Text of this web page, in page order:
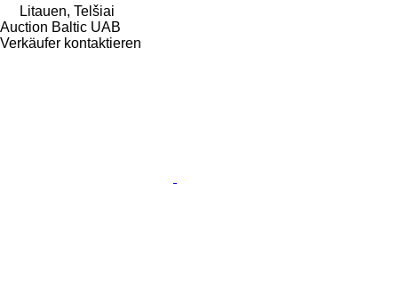
Litauen, Telšiai
Auction Baltic UAB
Verkäufer kontaktieren